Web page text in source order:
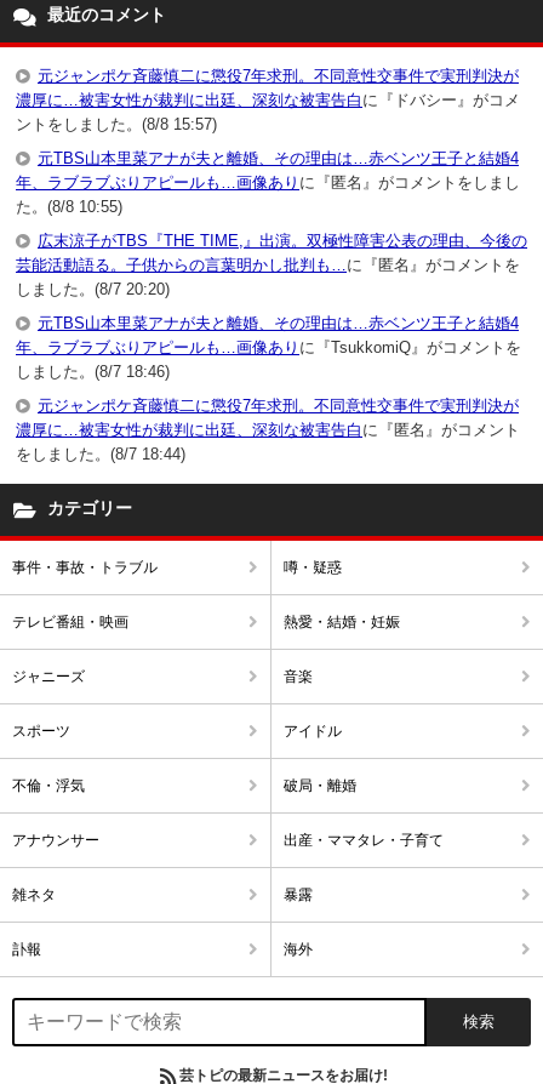
最近のコメント
元ジャンポケ斉藤慎二に懲役7年求刑。不同意性交事件で実刑判決が
濃厚に…被害女性が裁判に出廷、深刻な被害告白 に『ドバシー』がコメ
ントをしました。(8/8 15:57)
元TBS山本里菜アナが夫と離婚、その理由は…赤ベンツ王子と結婚4
年、ラブラブぶりアピールも…画像あり に『匿名』がコメントをしまし
た。(8/8 10:55)
広末涼子がTBS『THE TIME,』出演。双極性障害公表の理由、今後の
芸能活動語る。子供からの言葉明かし批判も… に『匿名』がコメントを
しました。(8/7 20:20)
元TBS山本里菜アナが夫と離婚、その理由は…赤ベンツ王子と結婚4
年、ラブラブぶりアピールも…画像あり に『TsukkomiQ』がコメントを
しました。(8/7 18:46)
元ジャンポケ斉藤慎二に懲役7年求刑。不同意性交事件で実刑判決が
濃厚に…被害女性が裁判に出廷、深刻な被害告白 に『匿名』がコメント
をしました。(8/7 18:44)
カテゴリー
事件・事故・トラブル 噂・疑惑
テレビ番組・映画 熱愛・結婚・妊娠
ジャニーズ 音楽
スポーツ アイドル
不倫・浮気 破局・離婚
アナウンサー 出産・ママタレ・子育て
雑ネタ 暴露
訃報 海外
芸トピの最新ニュースをお届け!